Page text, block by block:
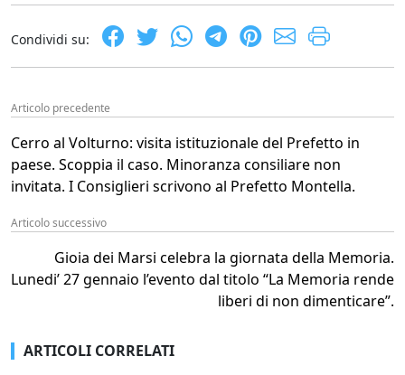
Condividi su:
Articolo precedente
Cerro al Volturno: visita istituzionale del Prefetto in
paese. Scoppia il caso. Minoranza consiliare non
invitata. I Consiglieri scrivono al Prefetto Montella.
Articolo successivo
Gioia dei Marsi celebra la giornata della Memoria.
Lunedi’ 27 gennaio l’evento dal titolo “La Memoria rende
liberi di non dimenticare”.
ARTICOLI CORRELATI